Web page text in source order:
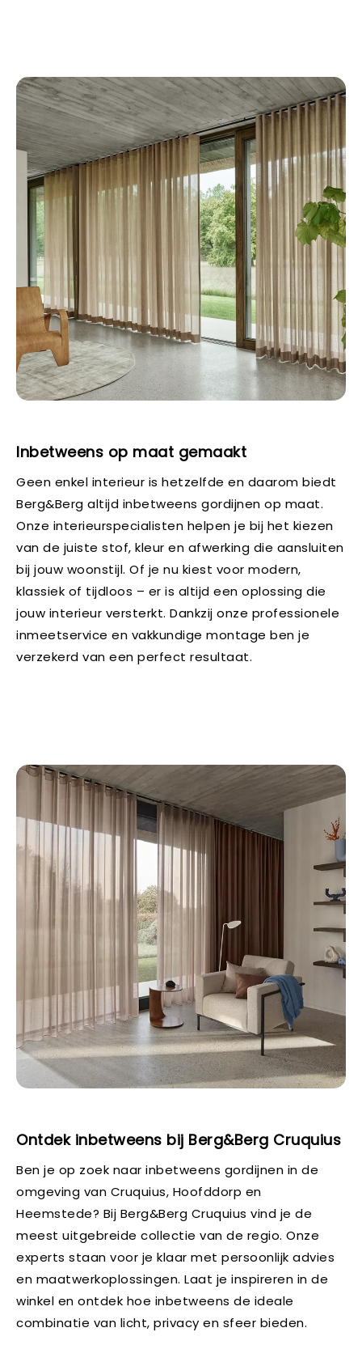
Inbetweens op maat gemaakt
Geen enkel interieur is hetzelfde en daarom biedt
Berg&Berg altijd inbetweens gordijnen op maat.
Onze interieurspecialisten helpen je bij het kiezen
van de juiste stof, kleur en afwerking die aansluiten
bij jouw woonstijl. Of je nu kiest voor modern,
klassiek of tijdloos – er is altijd een oplossing die
jouw interieur versterkt. Dankzij onze professionele
inmeetservice en vakkundige montage ben je
verzekerd van een perfect resultaat.
Ontdek inbetweens bij Berg&Berg Cruquius
Ben je op zoek naar inbetweens gordijnen in de
omgeving van Cruquius, Hoofddorp en
Heemstede? Bij Berg&Berg Cruquius vind je de
meest uitgebreide collectie van de regio. Onze
experts staan voor je klaar met persoonlijk advies
en maatwerkoplossingen. Laat je inspireren in de
winkel en ontdek hoe inbetweens de ideale
combinatie van licht, privacy en sfeer bieden.